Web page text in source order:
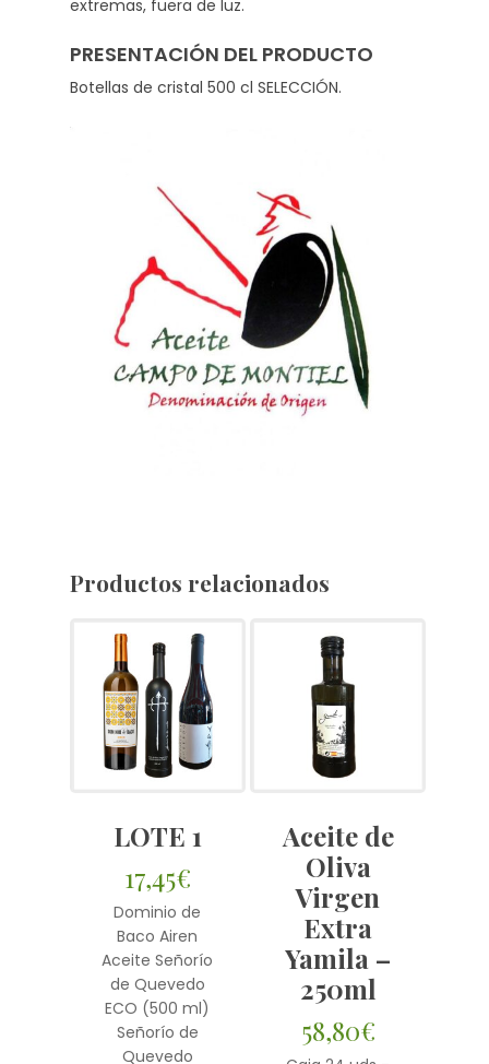
extremas, fuera de luz.
PRESENTACIÓN DEL PRODUCTO
Botellas de cristal 500 cl SELECCIÓN.
Productos relacionados
LOTE 1
17,45€
Dominio de
Baco Airen
Aceite Señorío
de Quevedo
ECO (500 ml)
Señorío de
Quevedo
Aceite de
Oliva
Virgen
Extra
Yamila –
250ml
58,80€